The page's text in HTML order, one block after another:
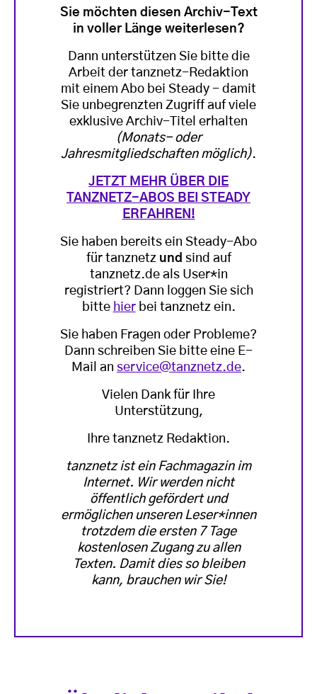
Sie möchten diesen Archiv-Text
in voller Länge weiterlesen?
Dann unterstützen Sie bitte die
Arbeit der tanznetz-Redaktion
mit einem Abo bei Steady - damit
Sie unbegrenzten Zugriff auf viele
exklusive Archiv-Titel erhalten
(Monats- oder
Jahresmitgliedschaften möglich).
JETZT MEHR ÜBER DIE
TANZNETZ-ABOS BEI STEADY
ERFAHREN!
Sie haben bereits ein Steady-Abo
für tanznetz und sind auf
tanznetz.de als User*in
registriert? Dann loggen Sie sich
bitte hierbei tanznetz ein.
Sie haben Fragen oder Probleme?
Dann schreiben Sie bitte eine E-
Mail an service@tanznetz.de.
Vielen Dank für Ihre
Unterstützung,
Ihre tanznetz Redaktion.
tanznetz ist ein Fachmagazin im
Internet. Wir werden nicht
öffentlich gefördert und
ermöglichen unseren Leser*innen
trotzdem die ersten 7 Tage
kostenlosen Zugang zu allen
Texten. Damit dies so bleiben
kann, brauchen wir Sie!